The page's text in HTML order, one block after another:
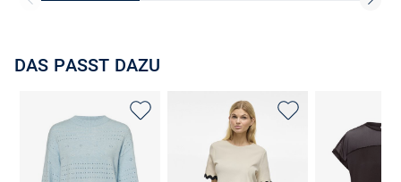
DAS PASST DAZU